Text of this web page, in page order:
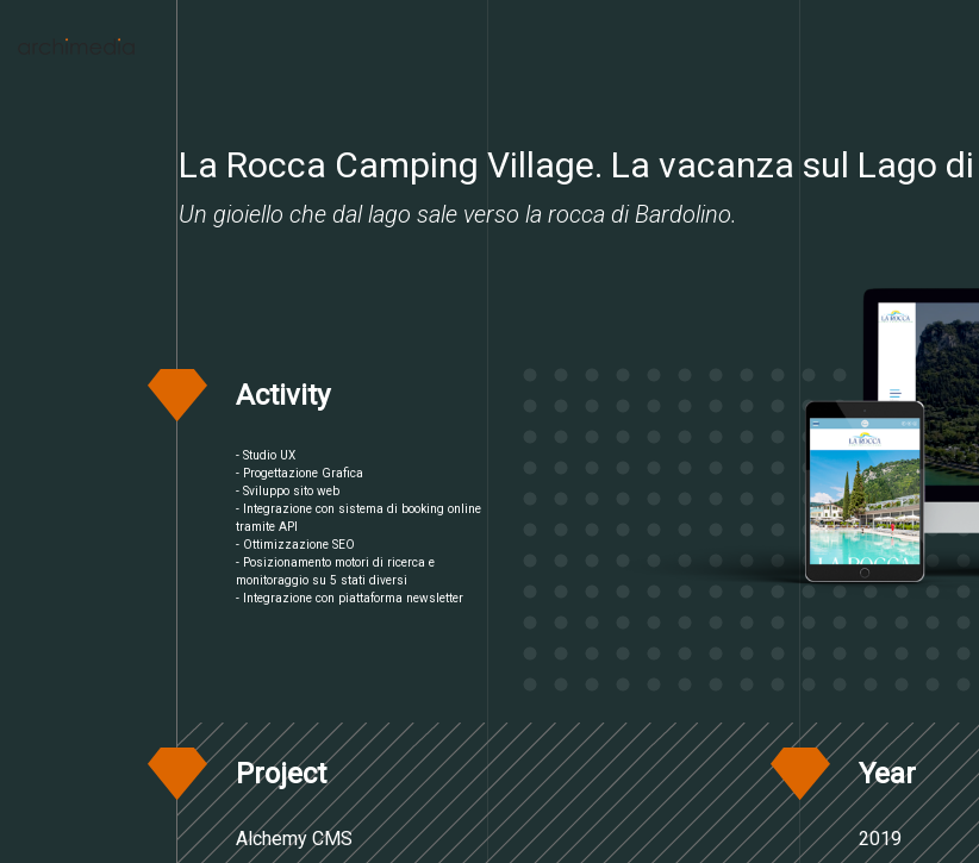
rappresentano noi ed il nostro lavoro.
Web &
Lavori
Chi
Notizie
Lavora con noi
Competenze
La Rocca Camping Village. La vacanza sul Lago
Un gioiello che dal lago sale verso la rocca di Bardolino.
Activity
- Studio UX
- Progettazione Grafica
- Sviluppo sito web
- Integrazione con sistema di booking online
tramite API
- Ottimizzazione SEO
- Posizionamento motori di ricerca e
monitoraggio su 5 stati diversi
- Integrazione con piattaforma newsletter
Project
Alchemy CMS
Year
2019